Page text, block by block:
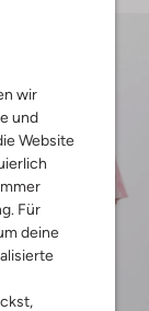
wir
und
Website
Für
deine